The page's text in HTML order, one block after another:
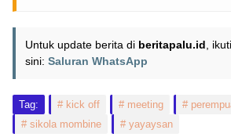
Untuk update berita di beritapalu.id ,
sini: Saluran WhatsApp
Tag: kick off meeting
sikola mombine
yayaysan